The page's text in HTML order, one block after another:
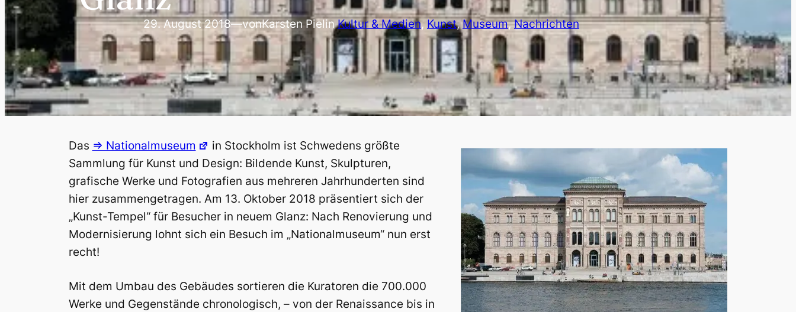
29. August 2018—vonKarsten PielinKultur & Medien, Kunst, Museum, Nachrichten
Das => Nationalmuseum
in Stockholm ist Schwedens größte
Sammlung für Kunst und Design: Bildende Kunst, Skulpturen,
grafische Werke und Fotografien aus mehreren Jahrhunderten sind
hier zusammengetragen. Am 13. Oktober 2018 präsentiert sich der
„Kunst-Tempel“ für Besucher in neuem Glanz: Nach Renovierung und
Modernisierung lohnt sich ein Besuch im „Nationalmuseum“ nun erst
recht!
Mit dem Umbau des Gebäudes sortieren die Kuratoren die 700.000
Werke und Gegenstände chronologisch, – von der Renaissance bis in